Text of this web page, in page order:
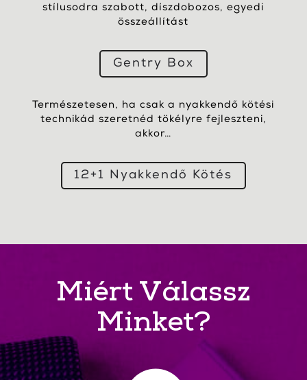
stílusodra szabott, díszdobozos, egyedi
összeállítást
Gentry Box
Természetesen, ha csak a nyakkendő kötési
technikád szeretnéd tökélyre fejleszteni,
akkor…
12+1 Nyakkendő Kötés
Miért Válassz
Minket?